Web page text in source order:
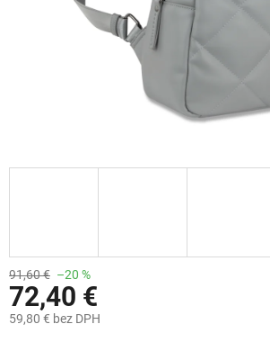
91,60 € –20 %
72,40 €
59,80 € bez DPH